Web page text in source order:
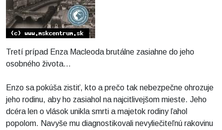
Tretí prípad Enza Macleoda brutálne zasiahne do jeho
osobného života...
Enzo sa pokúša zistiť, kto a prečo tak nebezpečne ohrozuje
jeho rodinu, aby ho zasiahol na najcitlivejšom mieste. Jeho
dcéra len o vlások unikla smrti a majetok rodiny ľahol
popolom. Navyše mu diagnostikovali nevyliečiteľnú rakovinu